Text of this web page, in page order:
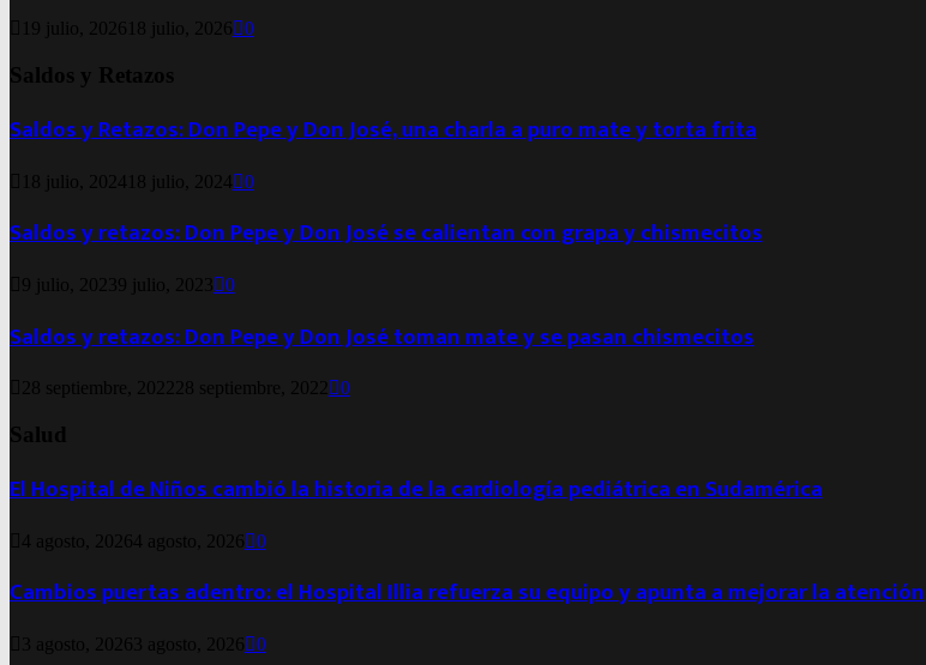
19 julio, 2026 18 julio, 2026 0
Saldos y Retazos
Saldos y Retazos: Don Pepe y Don José, una charla a puro mate y torta frita
18 julio, 2024 18 julio, 2024 0
Saldos y retazos: Don Pepe y Don José se calientan con grapa y chismecitos
9 julio, 20239 julio, 2023 0
Saldos y retazos: Don Pepe y Don José toman mate y se pasan chismecitos
28 septiembre, 202228 septiembre, 2022 0
Salud
El Hospital de Niños cambió la historia de la cardiología pediátrica en Sudamérica
4 agosto, 20264 agosto, 2026 0
Cambios puertas adentro: el Hospital Illia refuerza su equipo y apunta a mejorar la atención
3 agosto, 2026 3 agosto, 2026 0